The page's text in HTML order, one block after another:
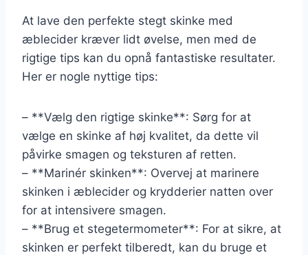
At lave den perfekte stegt skinke med
æblecider kræver lidt øvelse, men med de
rigtige tips kan du opnå fantastiske resultater.
Her er nogle nyttige tips:
– **Vælg den rigtige skinke**: Sørg for at
vælge en skinke af høj kvalitet, da dette vil
påvirke smagen og teksturen af retten.
– **Marinér skinken**: Overvej at marinere
skinken i æblecider og krydderier natten over
for at intensivere smagen.
– **Brug et stegetermometer**: For at sikre, at
skinken er perfekt tilberedt, kan du bruge et